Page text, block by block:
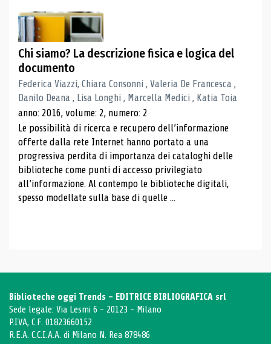
Chi siamo? La descrizione fisica e logica del
documento
Federica Viazzi, Chiara Consonni , Valeria De Francesca ,
Danilo Deana , Lisa Longhi , Marcella Medici , Katia Toia
anno: 2016, volume: 2, numero: 2
Le possibilità di ricerca e recupero dell’informazione
offerte dalla rete Internet hanno portato a una
progressiva perdita di importanza dei cataloghi delle
biblioteche come punti di accesso privilegiato
all’informazione. Al contempo le biblioteche digitali,
spesso modellate sulla base di quelle ...
Biblioteche oggi Trends - EDITRICE BIBLIOGRAFICA srl
Sede legale: Via Lesmi 6 - 20123 - Milano
P.IVA, C.F. 01823660152
R.E.A. C.C.I.A.A. di Milano N. Rea 878486